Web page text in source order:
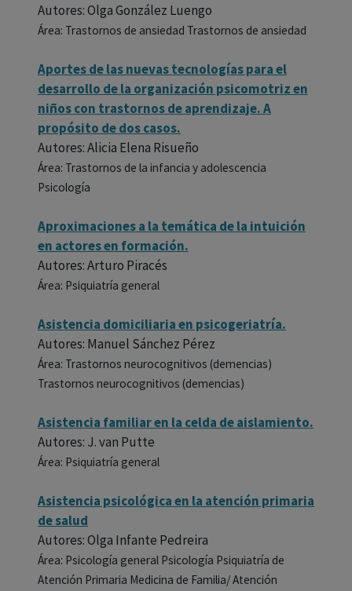
Autores: Olga González Luengo
Área: Trastornos de ansiedad Trastornos de ansiedad
Aportes de las nuevas tecnologías para el
desarrollo de la organización psicomotriz en
niños con trastornos de aprendizaje. A
propósito de dos casos.
Autores: Alicia Elena Risueño
Área: Trastornos de la infancia y adolescencia
Psicología
Aproximaciones a la temática de la intuición
en actores en formación.
Autores: Arturo Piracés
Área: Psiquiatría general
Asistencia domiciliaria en psicogeriatría.
Autores: Manuel Sánchez Pérez
Área: Trastornos neurocognitivos (demencias)
Trastornos neurocognitivos (demencias)
Asistencia familiar en la celda de aislamiento.
Autores: J. van Putte
Área: Psiquiatría general
Asistencia psicológica en la atención primaria
de salud
Autores: Olga Infante Pedreira
Área: Psicología general Psicología Psiquiatría de
Atención Primaria Medicina de Familia/ Atención